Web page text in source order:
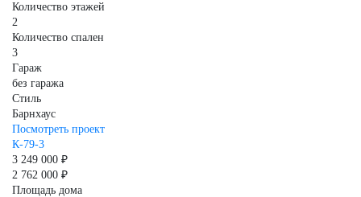
Количество этажей
2
Количество спален
3
Гараж
без гаража
Стиль
Барнхаус
Посмотреть проект
К-79-3
3 249 000 ₽
2 762 000 ₽
Площадь дома